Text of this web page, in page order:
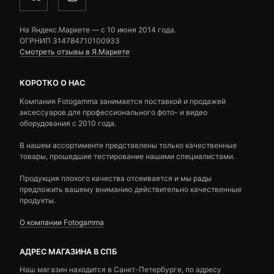
На Яндекс.Маркете — c 10 июня 2014 года.
ОГРНИП 314784710100933
Смотреть отзывы в Я.Маркете
КОРОТКО О НАС
Компания Fotogamma занимается поставкой и продажей
аксессуаров для профессионального фото- и видео
оборудования с 2010 года.
В нашем ассортименте представлены только качественные
товары, прошедшие тестирование нашими специалистами.
Продукция плохого качества отсеивается и мы рады
предложить вашему вниманию действительно качественные
продукты.
О компании Fotogamma
АДРЕС МАГАЗИНА В СПБ
Наш магазин находится в Санкт-Петербурге, по адресу